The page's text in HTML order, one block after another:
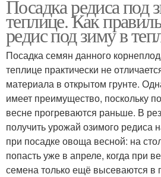
Посадка редиса под
теплице. Как
редис под зиму в
Посадка семян данного
теплице практически не
материала в открытом грунте.
имеет преимущество, поскольку
весне прогреваются раньше. В
получить урожай озимого редиса
при посадке овоща весной: на
попасть уже в апреле, когда при
семена только ещё высеваются в